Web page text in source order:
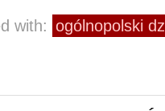
with: ogólnopolski